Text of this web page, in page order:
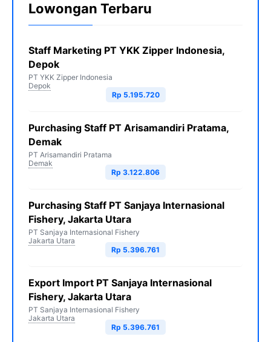
Lowongan Terbaru
Staff Marketing PT YKK Zipper Indonesia,
Depok
PT YKK Zipper Indonesia
Depok
Rp 5.195.720
Purchasing Staff PT Arisamandiri Pratama,
Demak
PT Arisamandiri Pratama
Demak
Rp 3.122.806
Purchasing Staff PT Sanjaya Internasional
Fishery, Jakarta Utara
PT Sanjaya Internasional Fishery
Jakarta Utara
Rp 5.396.761
Export Import PT Sanjaya Internasional
Fishery, Jakarta Utara
PT Sanjaya Internasional Fishery
Jakarta Utara
Rp 5.396.761